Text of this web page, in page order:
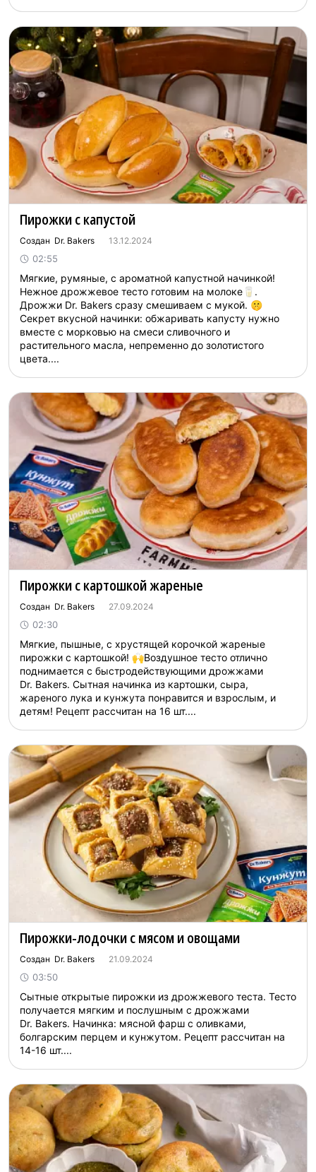
Пирожки с капустой
Создан Dr. Bakers 13.12.2024
02:55
Мягкие, румяные, с ароматной капустной начинкой!
Нежное дрожжевое тесто готовим на молоке🥛.
Дрожжи Dr. Bakers сразу смешиваем с мукой. 🤫
Секрет вкусной начинки: обжаривать капусту нужно
вместе с морковью на смеси сливочного и
растительного масла, непременно до золотистого
цвета....
Пирожки с картошкой жареные
Создан Dr. Bakers 27.09.2024
02:30
Мягкие, пышные, с хрустящей корочкой жареные
пирожки с картошкой! 🙌Воздушное тесто отлично
поднимается с быстродействующими дрожжами
Dr. Bakers. Сытная начинка из картошки, сыра,
жареного лука и кунжута понравится и взрослым, и
детям! Рецепт рассчитан на 16 шт....
Пирожки-лодочки с мясом и овощами
Создан Dr. Bakers 21.09.2024
03:50
Сытные открытые пирожки из дрожжевого теста. Тесто
получается мягким и послушным с дрожжами
Dr. Bakers. Начинка: мясной фарш с оливками,
болгарским перцем и кунжутом. Рецепт рассчитан на
14-16 шт....